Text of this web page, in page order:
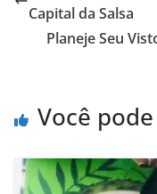
Capital da Salsa
Planeje Seu
Você